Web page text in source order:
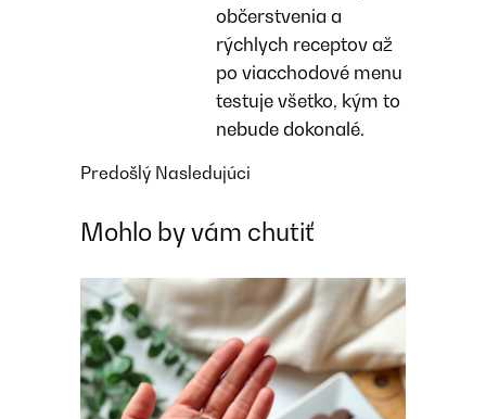
občerstvenia a
rýchlych receptov až
po viacchodové menu
testuje všetko, kým to
nebude dokonalé.
Predošlý Nasledujúci
Mohlo by vám chutiť